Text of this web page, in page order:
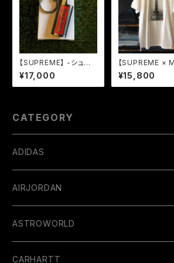
【SUPREME】 -シュプ
リーム-SS19 METAL
LIGHTER HOLSTER
SILVER
¥17,000
【SUPREME ×
ELLEY】 -シュプ
ム-FW18 THE
E STATE
¥15,800
CATEGORY
ADIDAS
AIRJORDAN
ASTROWORLD
CARHARTT